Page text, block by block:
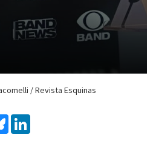
/ Revista Esquinas
Bluesky